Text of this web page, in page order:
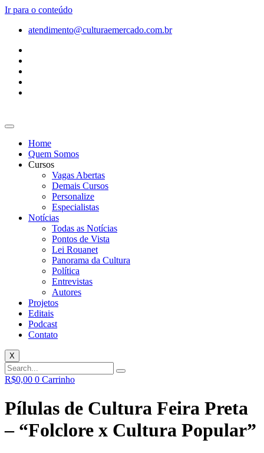
Ir para o conteúdo
atendimento@culturaemercado.com.br
Home
Quem Somos
Cursos
Vagas Abertas
Demais Cursos
Personalize
Especialistas
Notícias
Todas as Notícias
Pontos de Vista
Lei Rouanet
Panorama da Cultura
Política
Entrevistas
Autores
Projetos
Editais
Podcast
Contato
X
R$0,00 0 Carrinho
Pílulas de Cultura Feira Preta
– “Folclore x Cultura Popular”